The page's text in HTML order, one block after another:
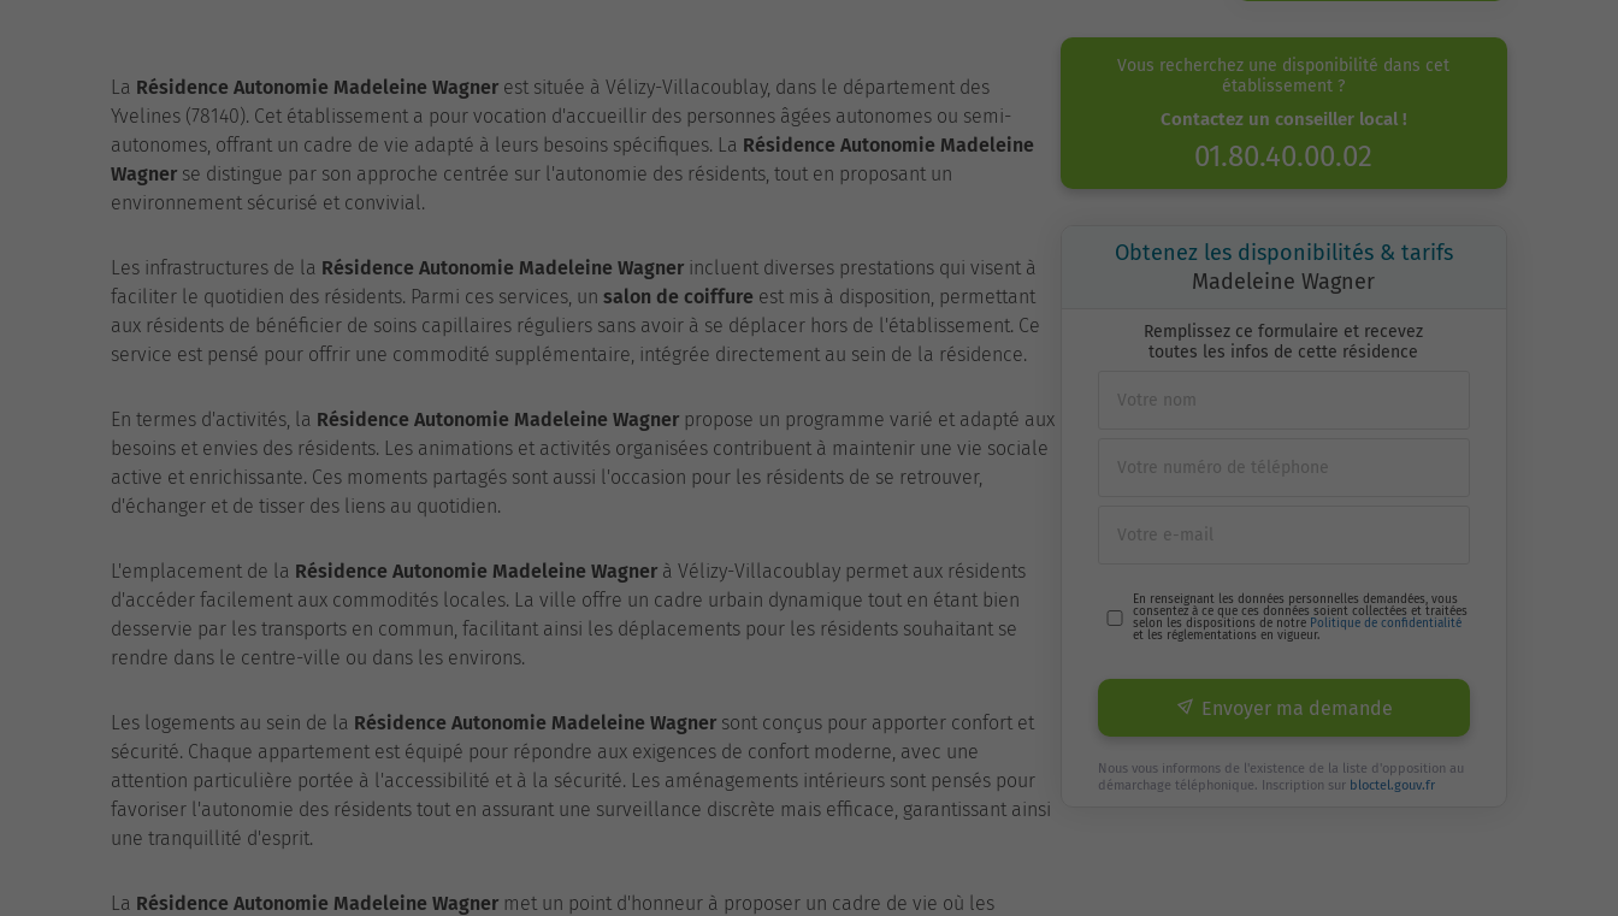
La Résidence Autonomie Madeleine Wagner est située à Vélizy-Villacoublay, dans le département des
Yvelines (78140). Cet établissement a pour vocation d'accueillir des personnes âgées autonomes ou semi-
autonomes, offrant un cadre de vie adapté à leurs besoins spécifiques. La Résidence Autonomie Madeleine
Wagner se distingue par son approche centrée sur l'autonomie des résidents, tout en proposant un
environnement sécurisé et convivial.
Les infrastructures de la Résidence Autonomie Madeleine Wagner incluent diverses prestations qui visent à
faciliter le quotidien des résidents. Parmi ces services, un salon de coiffure est mis à disposition, permettant
aux résidents de bénéficier de soins capillaires réguliers sans avoir à se déplacer hors de l'établissement. Ce
service est pensé pour offrir une commodité supplémentaire, intégrée directement au sein de la résidence.
En termes d'activités, la Résidence Autonomie Madeleine Wagner propose un programme varié et adapté aux
besoins et envies des résidents. Les animations et activités organisées contribuent à maintenir une vie sociale
active et enrichissante. Ces moments partagés sont aussi l'occasion pour les résidents de se retrouver,
d'échanger et de tisser des liens au quotidien.
L'emplacement de la Résidence Autonomie Madeleine Wagner à Vélizy-Villacoublay permet aux résidents
d'accéder facilement aux commodités locales. La ville offre un cadre urbain dynamique tout en étant bien
desservie par les transports en commun, facilitant ainsi les déplacements pour les résidents souhaitant se
rendre dans le centre-ville ou dans les environs.
Les logements au sein de la Résidence Autonomie Madeleine Wagner sont conçus pour apporter confort et
sécurité. Chaque appartement est équipé pour répondre aux exigences de confort moderne, avec une
attention particulière portée à l'accessibilité et à la sécurité. Les aménagements intérieurs sont pensés pour
favoriser l'autonomie des résidents tout en assurant une surveillance discrète mais efficace, garantissant ainsi
une tranquillité d'esprit.
La Résidence Autonomie Madeleine Wagner met un point d'honneur à proposer un cadre de vie où les
Vous recherchez une disponibilité dans cet
établissement ?
Contactez un conseiller local !
01.80.40.00.02
Obtenez les disponibilités & tarifs
Madeleine Wagner
Remplissez ce formulaire et recevez
toutes les infos de cette résidence
En renseignant les données personnelles demandées, vous
consentez à ce que ces données soient collectées et traitées
selon les dispositions de notre Politique de confidentialité
et les réglementations en vigueur.
Envoyer ma demande
Nous vous informons de l'existence de la liste d'opposition au
démarchage téléphonique. Inscription sur bloctel.gouv.fr